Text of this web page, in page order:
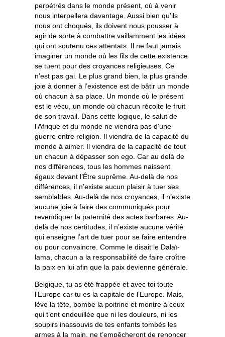
perpétrés dans le monde présent, où à venir
nous interpellera davantage. Aussi bien qu’ils
nous ont choqués, ils doivent nous pousser à
agir de sorte à combattre vaillamment les idées
qui ont soutenu ces attentats. Il ne faut jamais
imaginer un monde où les fils de cette existence
se tuent pour des croyances religieuses. Ce
n’est pas gai. Le plus grand bien, la plus grande
joie à donner à l’existence est de bâtir un monde
où chacun à sa place. Un monde où le présent
est le vécu, un monde où chacun récolte le fruit
de son travail. Dans cette logique, le salut de
l’Afrique et du monde ne viendra pas d’une
guerre entre religion. Il viendra de la capacité du
monde à aimer. Il viendra de la capacité de tout
un chacun à dépasser son ego. Car au delà de
nos différences, tous les hommes naissent
égaux devant l’Être suprême. Au-delà de nos
différences, il n’existe aucun plaisir à tuer ses
semblables. Au-delà de nos croyances, il n’existe
aucune joie à faire des communiqués pour
revendiquer la paternité des actes barbares. Au-
delà de nos certitudes, il n’existe aucune vérité
qui enseigne l’art de tuer pour se faire entendre
ou pour convaincre. Comme le disait le Dalaï-
lama, chacun a la responsabilité de faire croître
la paix en lui afin que la paix devienne générale.
Belgique, tu as été frappée et avec toi toute
l’Europe car tu es la capitale de l’Europe. Mais,
lève la tête, bombe la poitrine et montre à ceux
qui t’ont endeuillée que ni les douleurs, ni les
soupirs inassouvis de tes enfants tombés les
armes à la main, ne t’empêcheront de renoncer